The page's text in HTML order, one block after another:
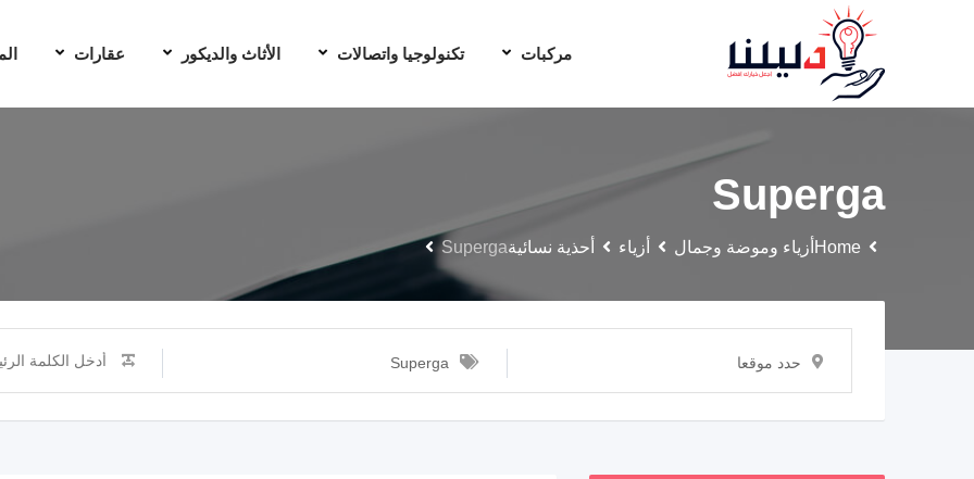
مركبات تكنولوجيا واتصالات الأثاث والديكور عقارات
Superga
Home أزياء وموضة وجمال أزياء أحذية نسائيةSuperga
حدد موقعا Superga